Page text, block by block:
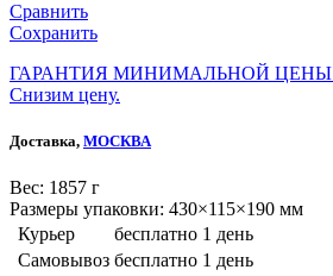
Сравнить
Сохранить
ГАРАНТИЯ МИНИМАЛЬНОЙ ЦЕНЫ
Снизим цену.
Доставка, МОСКВА
Веc: 1857 г
Размеры упаковки: 430×115×190 мм
Курьер
бесплатно 1 день
Самовывоз бесплатно 1 день